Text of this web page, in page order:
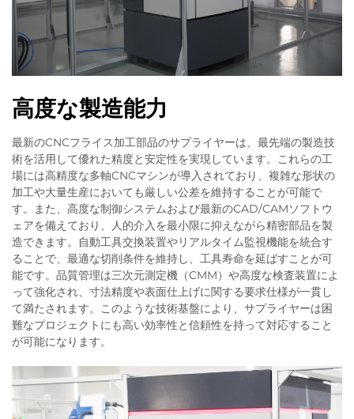
高度な製造能力
最新のCNCフライス加工部品のサプライヤーは、最先端の製造技
術を活用して優れた精度と安定性を実現しています。これらの工
場には高精度な多軸CNCマシンが導入されており、複雑な形状の
加工や大量生産においても厳しい公差を維持することが可能で
す。また、高度な制御システムおよび最新のCAD/CAMソフトウ
ェアを備えており、人的介入を最小限に抑えながら精密部品を製
造できます。自動工具交換装置やリアルタイム監視機能を統合す
ることで、最適な切削条件を維持し、工具寿命を延ばすことが可
能です。品質管理は三次元測定機（CMM）や高度な検査装置によ
って強化され、寸法精度や表面仕上げに関する要求仕様が一貫し
て満たされます。このような技術基盤により、サプライヤーは困
難なプロジェクトにも高い効率性と信頼性を持って対応すること
が可能になります。